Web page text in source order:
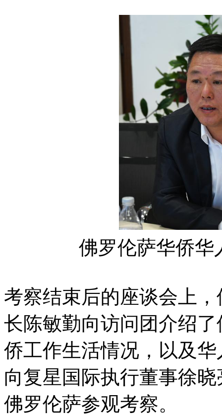
佛罗伦萨华侨华
考察结束后的座谈会上
长陈敏勤向访问团介绍
侨工作生活情况，以及
向复星国际执行董事徐
佛罗伦萨参观考察。